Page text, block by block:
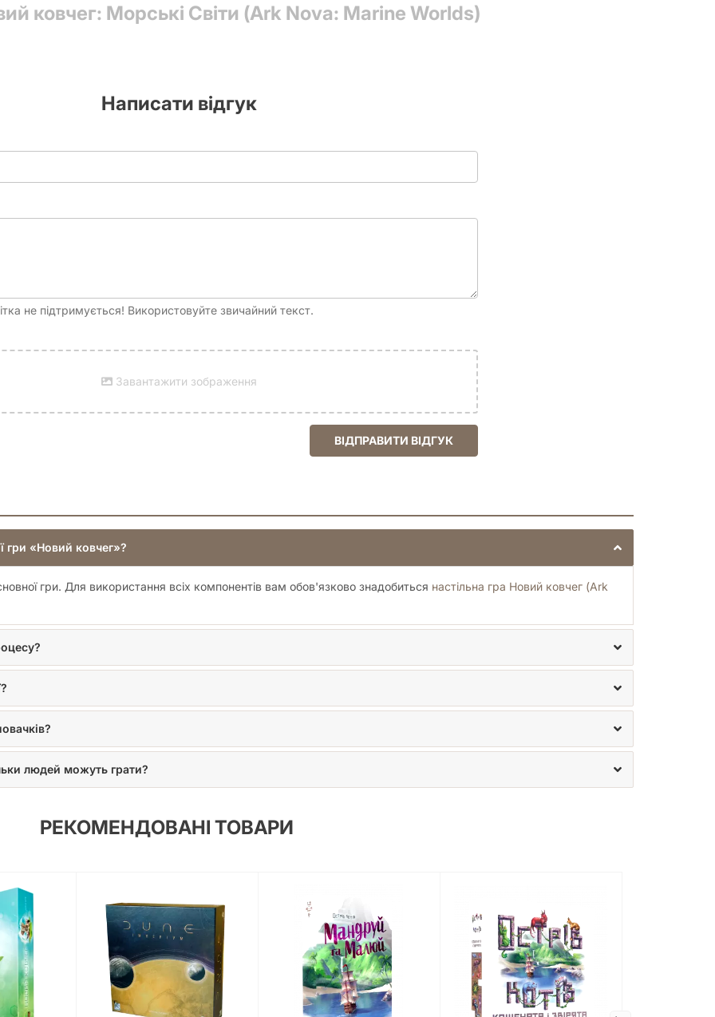
карт, 40 дерев’яних компонентів, 30 картонних жетонів
ковчег: Морські Світи (Ark Nova: Marine Worlds)
Написати відгук
не підтримується! Використовуйте звичайний текст.
Завантажити зображення
ВІДПРАВИТИ ВІДГУК
гри «Новий ковчег»?
гри. Для використання всіх компонентів вам обов'язково знадобиться настільна гра Новий ковчег (Ark
людей можуть грати?
РЕКОМЕНДОВАНІ ТОВАРИ